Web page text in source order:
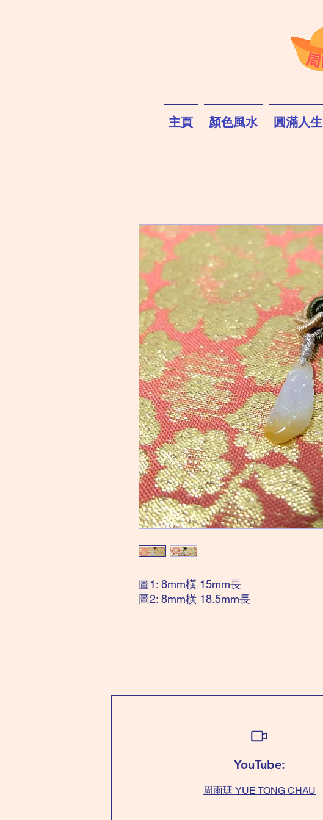
主頁 顏色風水 圓滿人生
圖1: 8mm橫 15mm長
圖2: 8mm橫 18.5mm長
YouTube:
周雨瑭 YUE TONG CHAU